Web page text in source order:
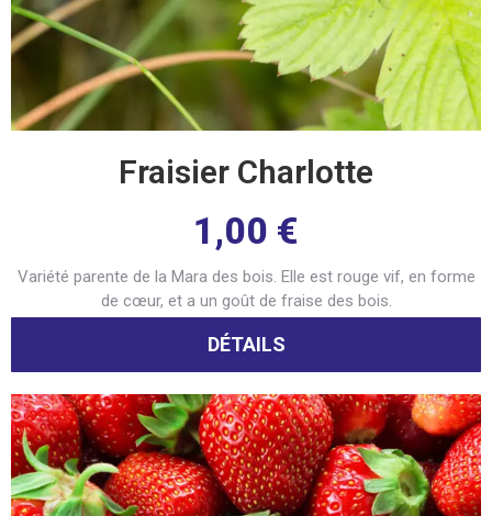
Fraisier Charlotte
1,00 €
Variété parente de la Mara des bois. Elle est rouge vif, en forme
de cœur, et a un goût de fraise des bois.
DÉTAILS